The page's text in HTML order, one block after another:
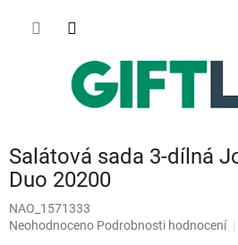
Salátová sada 3-dílná
Duo 20200
NAO_1571333
Průměrné
Neohodnoceno Podrobnosti hodnocení